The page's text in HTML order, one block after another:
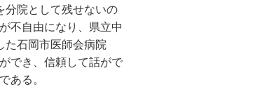
分院として残せないの
不自由になり、県立中
た石岡市医師会病院
でき、信頼して話がで
ある。